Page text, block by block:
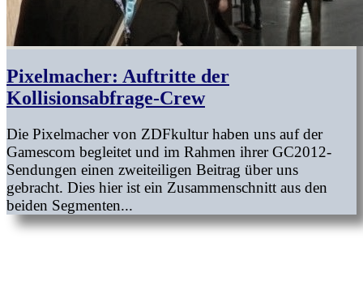
Pixelmacher: Auftritte der
Kollisionsabfrage-Crew
Die Pixelmacher von ZDFkultur haben uns auf der
Gamescom begleitet und im Rahmen ihrer GC2012-
Sendungen einen zweiteiligen Beitrag über uns
gebracht. Dies hier ist ein Zusammenschnitt aus den
beiden Segmenten...